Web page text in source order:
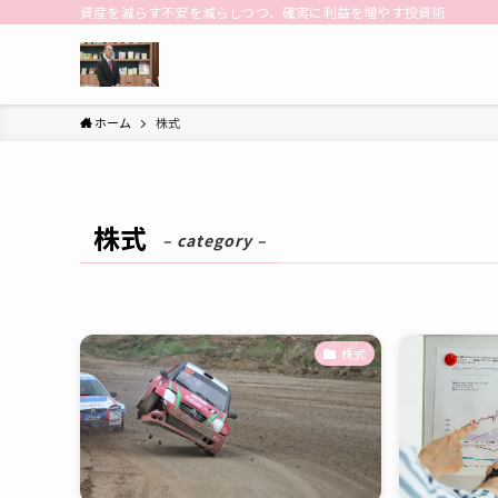
資産を減らす不安を減らしつつ、確実に利益を増やす投資術
ホーム 株式
株式 – category –
株式